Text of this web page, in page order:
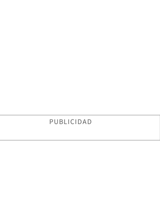
PUBLICIDAD